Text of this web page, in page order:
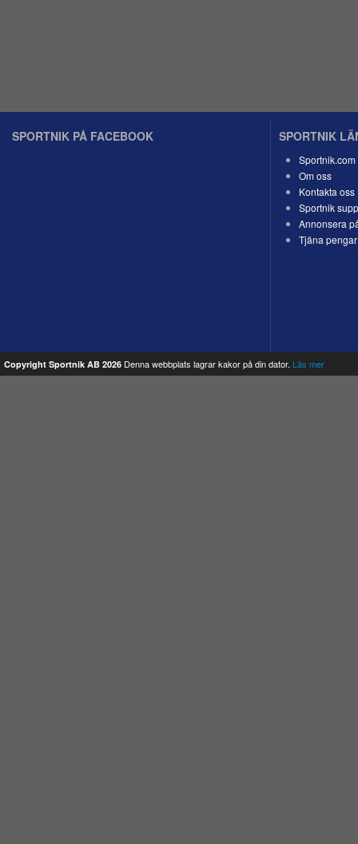
SPORTNIK PÅ FACEBOOK SPORTNIK
Sportnik.com
Om oss
Kontakta oss
Sportnik
Annonsera
Tjäna pengar
Copyright Sportnik AB 2026 Denna webbplats lagrar kakor på din dator. Läs mer